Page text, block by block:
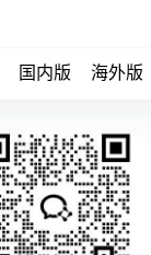
国内版 海外版